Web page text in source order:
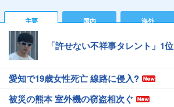
主要 国内 海外
「許せない不祥事タレント」1位
愛知で19歳女性死亡 線路に侵入?
被災の熊本 室外機の窃盗相次ぐ